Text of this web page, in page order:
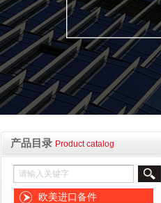
产品目录 Product catalog
欧美进口备件